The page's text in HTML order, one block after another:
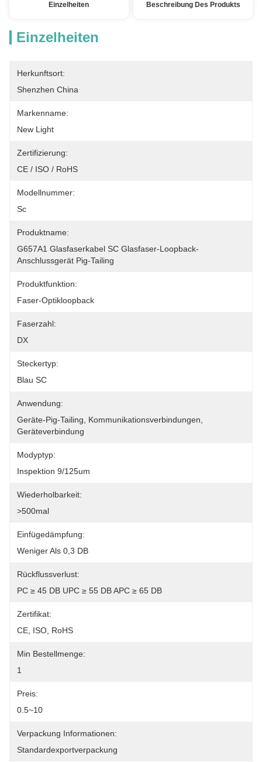
Einzelheiten Beschreibung Des Produkts
Einzelheiten
Herkunftsort:
Shenzhen China
Markenname:
New Light
Zertifizierung:
CE / ISO / RoHS
Modellnummer:
Sc
Produktname:
G657A1 Glasfaserkabel SC Glasfaser-Loopback-
Anschlussgerät Pig-Tailing
Produktfunktion:
Faser-Optikloopback
Faserzahl:
DX
Steckertyp:
Blau SC
Anwendung:
Geräte-Pig-Tailing, Kommunikationsverbindungen,
Geräteverbindung
Modyptyp:
Inspektion 9/125um
Wiederholbarkeit:
>500mal
Einfügedämpfung:
Weniger Als 0,3 DB
Rückflussverlust:
PC ≥ 45 DB UPC ≥ 55 DB APC ≥ 65 DB
Zertifikat:
CE, ISO, RoHS
Min Bestellmenge:
1
Preis:
0.5~10
Verpackung Informationen:
Standardexportverpackung